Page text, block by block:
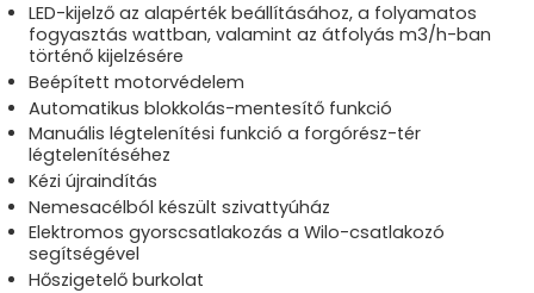
LED-kijelző az alapérték beállításához, a folyamatos
fogyasztás wattban, valamint az átfolyás m3/h-ban
történő kijelzésére
Beépített motorvédelem
Automatikus blokkolás-mentesítő funkció
Manuális légtelenítési funkció a forgórész-tér
légtelenítéséhez
Kézi újraindítás
Nemesacélból készült szivattyúház
Elektromos gyorscsatlakozás a Wilo-csatlakozó
segítségével
Hőszigetelő burkolat